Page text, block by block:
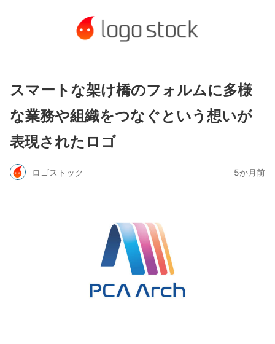
スマートな架け橋のフォルムに多様
な業務や組織をつなぐという想いが
表現されたロゴ
ロゴストック 5か月前